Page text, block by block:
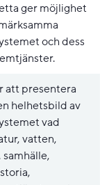
ger möjlighet
och dess
att presentera
helhetsbild av
vad
vatten,